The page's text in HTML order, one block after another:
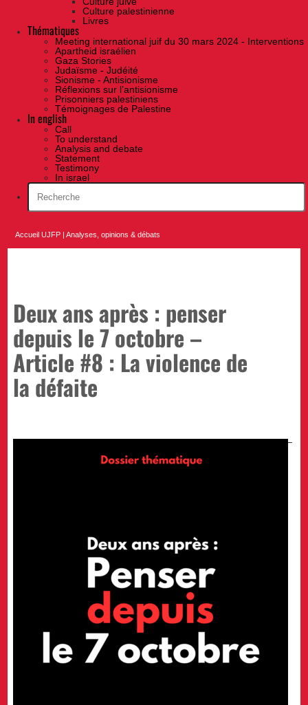
Culture palestinienne
Livres
Thématiques
Meeting international juif du 30 mars 2024 - Interventions
Apartheid israélien
Gaza Stories
Judaïsme - Judéité
Sionisme - Antisionisme
Réflexions sur l’antisionisme
Prisonniers palestiniens
Témoignages de Palestine
In english
Call
To understand
Analysis and debate
Statement
Testimony
In israel
Accueil UJFP |Analyses, opinions & débats
Deux ans après : penser
depuis le 7 octobre –
Article #8 : La violence de
la défaite